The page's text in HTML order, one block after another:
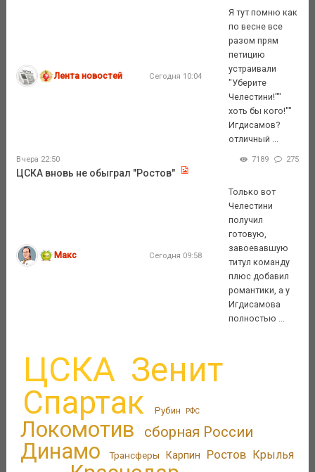
Лента новостей Сегодня 10:04
Я тут помню как
по весне все
разом прям
петицию
устраивали
"Уберите
Челестини!""
хоть бы кого!""
Игдисамов?
отличный ...
Вчера 22:50 7189 275
ЦСКА вновь не обыграл "Ростов"
Макс Сегодня 09:58
Только вот
Челестини
получил
готовую,
завоевавшую
титул команду
плюс добавил
романтики, а у
Игдисамова
полностью ...
ЦСКА Зенит
Спартак Рубин РФС
Локомотив сборная России
Динамо Трансферы Карпин Ростов Крылья